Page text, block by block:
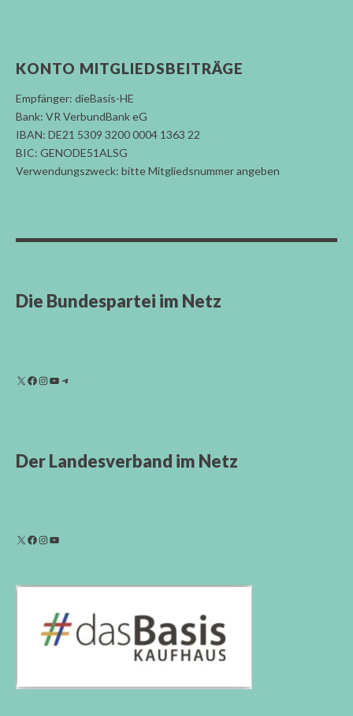
KONTO MITGLIEDSBEITRÄGE
Empfänger: dieBasis-HE
Bank: VR VerbundBank eG
IBAN: DE21 5309 3200 0004 1363 22
BIC: GENODE51ALSG
Verwendungszweck: bitte Mitgliedsnummer angeben
Die Bundespartei im Netz
Der Landesverband im Netz